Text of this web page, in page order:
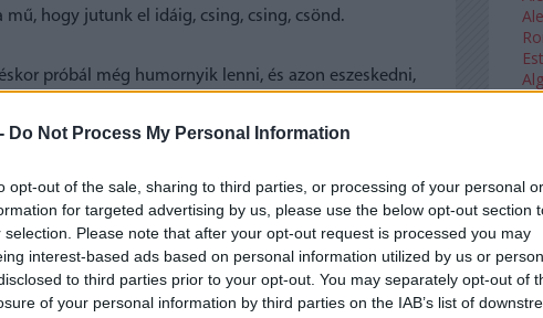
Do Not Process My Personal Information
opt-out of the sale, sharing to third parties, or processing of your personal or
for targeted advertising by us, please use the below opt-out section
selection. Please note that after your opt-out request is processed you may
interest-based ads based on personal information utilized by us or
to third parties prior to your opt-out. You may separately opt-out of
of your personal information by third parties on the IAB’s list of
hogy jutunk el idáig, csing, csing, csönd.
próbál még humornyik lenni, és azon eszeskedni,
éneke, de biztosan nem Eötvös Péter írta. Egyébként
hogy azt a művet tudja és akarja megírni, amelynek
(újabb tréfálkodási lehetőség). Egy vagy két perc
Odüsszeusz. Csak valamelyik társ, aki nekifeküdve